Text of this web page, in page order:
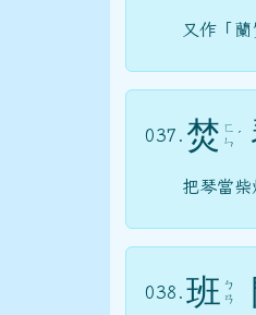
又作「
037. 焚 ㄈ
ㄣ ˊ
把琴當柴
038. 班 ㄅ
ㄢ